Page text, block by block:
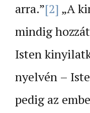
arra.”[2] „A
mindig
Isten
nyelvén –
pedig az